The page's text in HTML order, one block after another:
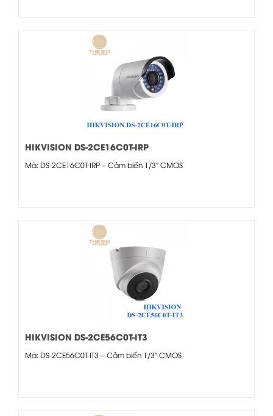
HIKVISION DS-2CE16C0T-IRP
Mã: DS-2CE16C0T-IRP – Cảm biến 1/3″ CMOS
HIKVISION DS-2CE56C0T-IT3
Mã: DS-2CE56C0T-IT3 – Cảm biến 1/3″ CMOS